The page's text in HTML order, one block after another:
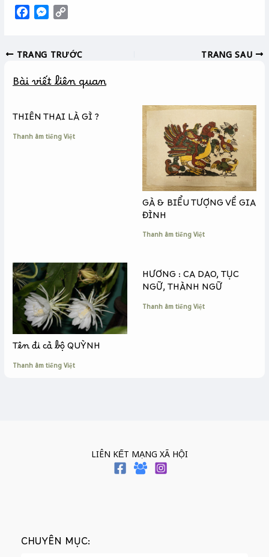
e
o
k
M
s
n
e
y
i
k
TRANG TRƯỚC TRANG SAU
Bài viết liên quan
THIÊN THAI LÀ GÌ ?
Thanh âm tiếng Việt
GÀ & BIỂU TƯỢNG VỀ GIA
ĐÌNH
Thanh âm tiếng Việt
Tên đi cả bộ QUỲNH
Thanh âm tiếng Việt
HƯƠNG : CA DAO, TỤC
NGỮ, THÀNH NGỮ
Thanh âm tiếng Việt
LIÊN KẾT MẠNG XÃ HỘI
CHUYÊN MỤC: